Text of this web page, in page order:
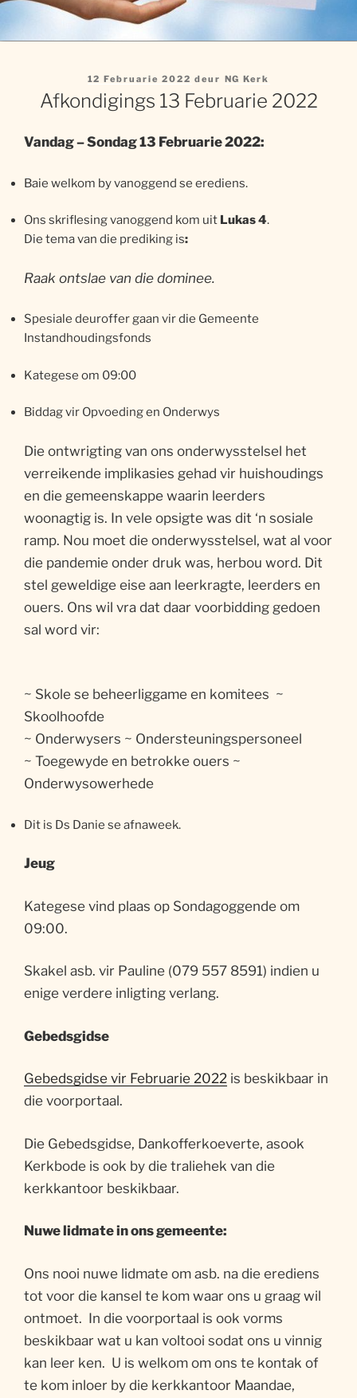
Gepubliseer
op
12 Februarie 2022 deur NG Kerk
Afkondigings 13 Februarie 2022
Vandag – Sondag 13 Februarie 2022:
Baie welkom by vanoggend se erediens.
Ons skriflesing vanoggend kom uit Lukas 4.
Die tema van die prediking is:
Raak ontslae van die dominee.
Spesiale deuroffer gaan vir die Gemeente
Instandhoudingsfonds
Kategese om 09:00
Biddag vir Opvoeding en Onderwys
Die ontwrigting van ons onderwysstelsel het
verreikende implikasies gehad vir huishoudings
en die gemeenskappe waarin leerders
woonagtig is. In vele opsigte was dit ‘n sosiale
ramp. Nou moet die onderwysstelsel, wat al voor
die pandemie onder druk was, herbou word. Dit
stel geweldige eise aan leerkragte, leerders en
ouers. Ons wil vra dat daar voorbidding gedoen
sal word vir:
~ Skole se beheerliggame en komitees ~
Skoolhoofde
~ Onderwysers ~ Ondersteuningspersoneel
~ Toegewyde en betrokke ouers ~
Onderwysowerhede
Dit is Ds Danie se afnaweek.
Jeug
Kategese vind plaas op Sondagoggende om
09:00.
Skakel asb. vir Pauline (079 557 8591) indien u
enige verdere inligting verlang.
Gebedsgidse
Gebedsgidse vir Februarie 2022 is beskikbaar in
die voorportaal.
Die Gebedsgidse, Dankofferkoeverte, asook
Kerkbode is ook by die traliehek van die
kerkkantoor beskikbaar.
Nuwe lidmate in ons gemeente:
Ons nooi nuwe lidmate om asb. na die erediens
tot voor die kansel te kom waar ons u graag wil
ontmoet. In die voorportaal is ook vorms
beskikbaar wat u kan voltooi sodat ons u vinnig
kan leer ken. U is welkom om ons te kontak of
te kom inloer by die kerkkantoor Maandae,